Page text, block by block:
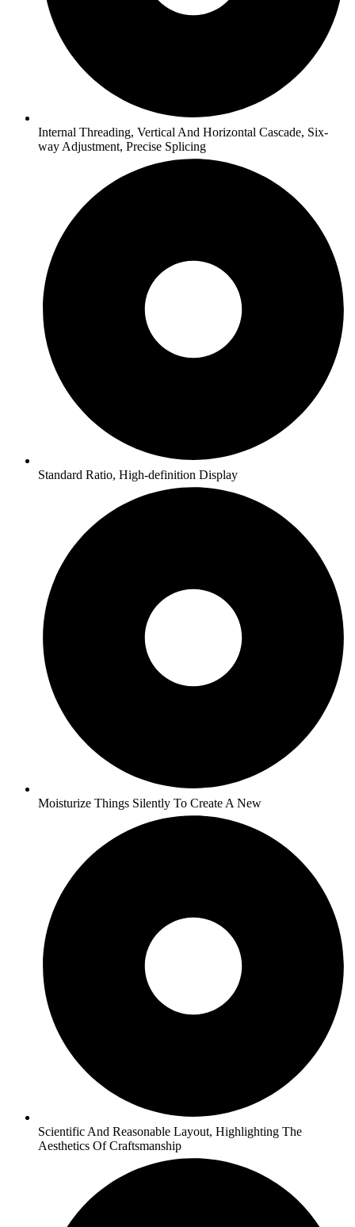
Internal Threading, Vertical And Horizontal Cascade, Six-
way Adjustment, Precise Splicing
Standard Ratio, High-definition Display
Moisturize Things Silently To Create A New
Scientific And Reasonable Layout, Highlighting The
Aesthetics Of Craftsmanship